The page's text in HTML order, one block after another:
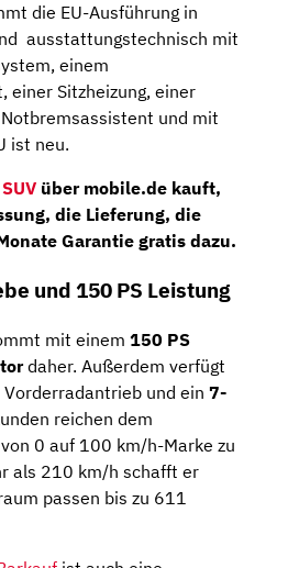
die EU-Ausführung in
ausstattungstechnisch mit
einem
einer Sitzheizung, einer
und mit
ist neu.
SUV über mobile.de kauft,
die Lieferung, die
Garantie gratis dazu.
und 150 PS Leistung
mit einem 150 PS
daher. Außerdem verfügt
Vorderradantrieb und ein 7-
reichen dem
0 auf 100 km/h-Marke zu
als 210 km/h schafft er
passen bis zu 611